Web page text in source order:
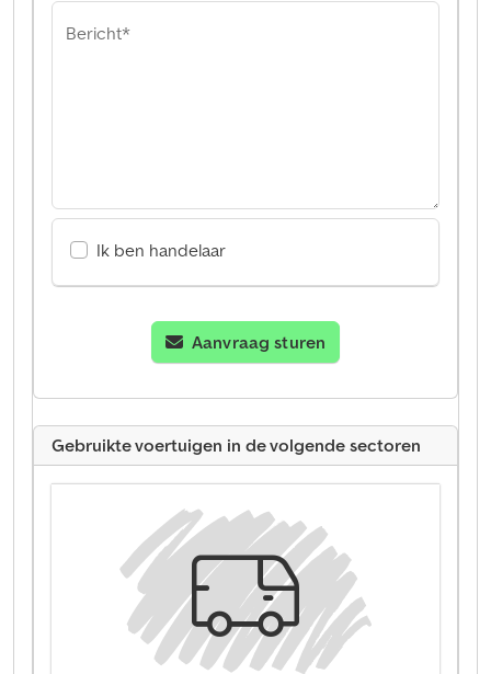
Bericht*
Ik ben handelaar
Aanvraag sturen
Gebruikte voertuigen in de volgende sectoren